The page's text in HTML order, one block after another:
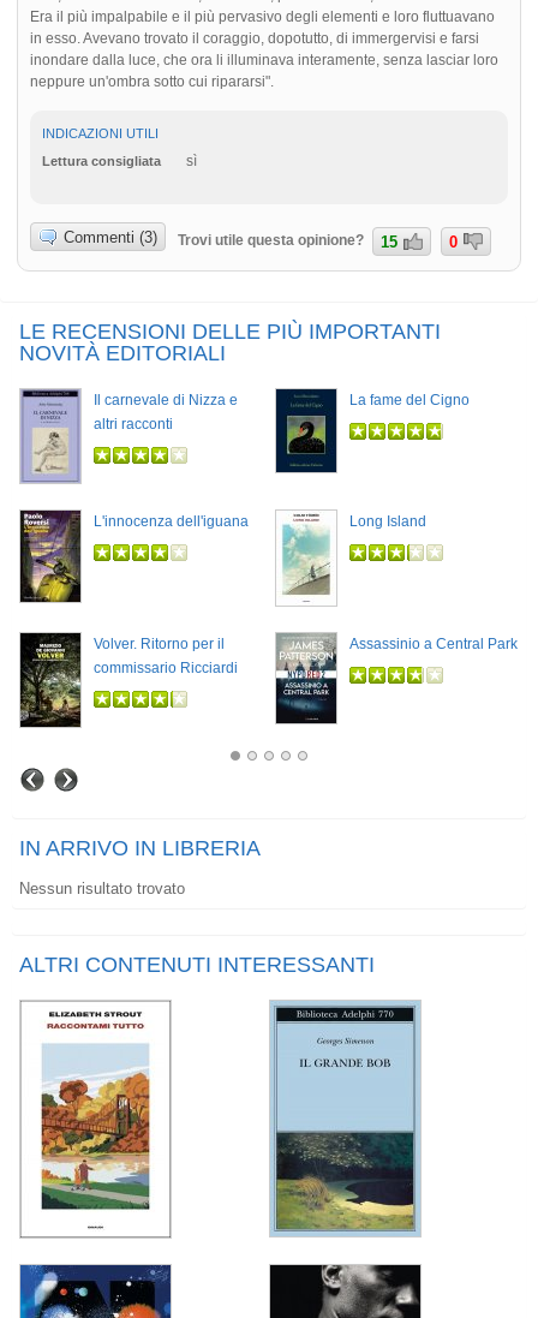
Era il più impalpabile e il più pervasivo degli elementi e loro fluttuavano
in esso. Avevano trovato il coraggio, dopotutto, di immergervisi e farsi
inondare dalla luce, che ora li illuminava interamente, senza lasciar loro
neppure un'ombra sotto cui ripararsi".
INDICAZIONI UTILI
Lettura consigliata
sì
Commenti (3) Trovi utile questa opinione? 15 0
LE RECENSIONI DELLE PIÙ IMPORTANTI
NOVITÀ EDITORIALI
Il carnevale di Nizza e
altri racconti
La fame del Cigno
L'innocenza dell'iguana Long Island
Volver. Ritorno per il
commissario Ricciardi
Assassinio a Central Park
IN ARRIVO IN LIBRERIA
Nessun risultato trovato
ALTRI CONTENUTI INTERESSANTI